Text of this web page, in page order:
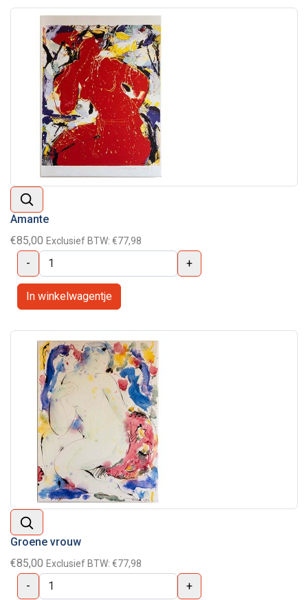
Amante
€85,00 Exclusief BTW: €77,98
- +
Groene vrouw
€85,00 Exclusief BTW: €77,98
- +